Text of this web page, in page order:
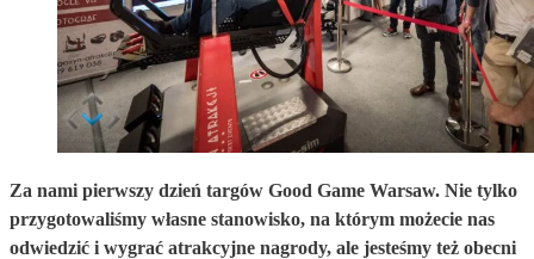
Za nami pierwszy dzień targów Good Game Warsaw. Nie tylko
przygotowaliśmy własne stanowisko, na którym możecie nas
odwiedzić i wygrać atrakcyjne nagrody, ale jesteśmy też obecni